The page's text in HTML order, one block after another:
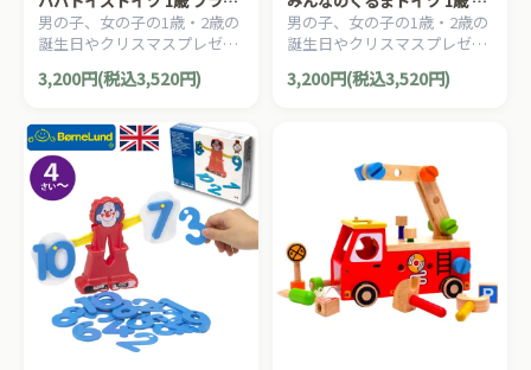
ージョルダン 木製 知育玩具
ペグパズル
男の子、女の子の1歳・2歳の
誕生日やクリスマスプレゼン
トにおすすめの、ドイツ
HABA ハバ社の木のおもち
3,200円(税込3,520円)
ラザージョルダン 木製 知育
玩具 ペグパズル 働く車
男の子、女の子の1歳・2歳の
誕生日やクリスマスプレゼン
トにおすすめの、ドイツ
HABA ハバ社の木のおもち
3,200円(税込3,520円)